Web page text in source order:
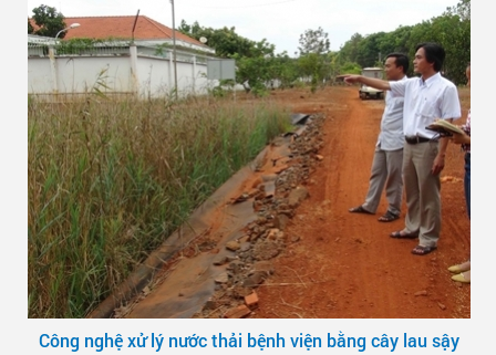
Công nghệ xử lý nước thải bệnh viện bằng cây lau sậy